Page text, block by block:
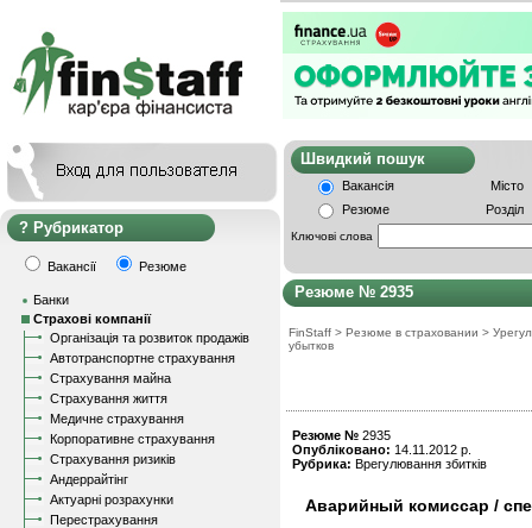
Рубрикатор
Вакансії Резюме
Банки
Страхові компанії
Організація та розвиток продажів
Автотранспортне страхування
Страхування майна
Страхування життя
Медичне страхування
Корпоративне страхування
Страхування ризиків
Андеррайтінг
Актуарні розрахунки
Перестрахування
Швидкий
Вакансія
Місто
Резюме
Розділ
Ключові слова
Резюме № 2935
FinStaff > Резюме в страховании >
убытков
Резюме № 2935
Опубліковано: 14.11.2012 р.
Рубрика: Врегулювання збитків
Аварийный комиссар /